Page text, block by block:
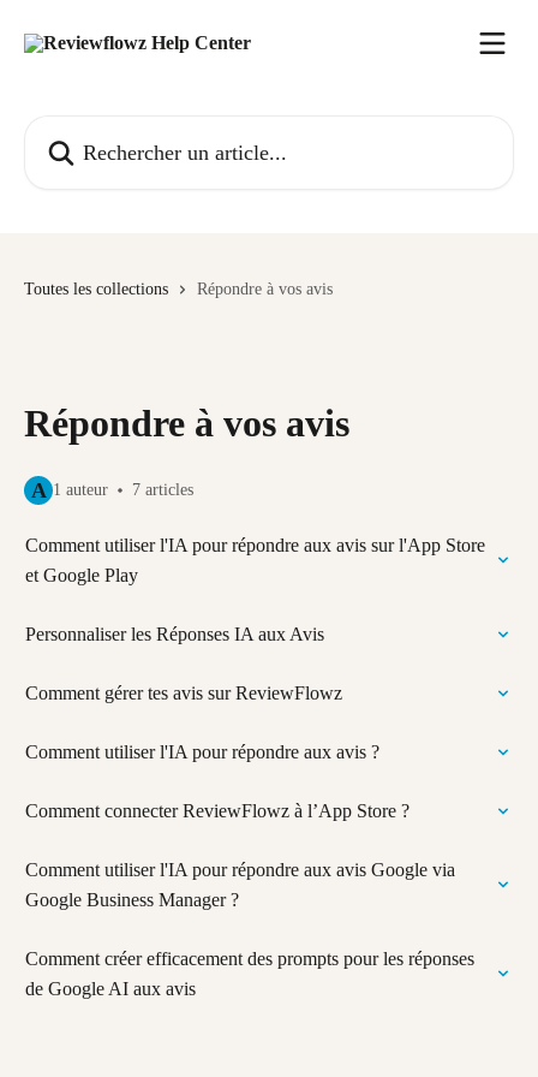
Toutes les collections Répondre à vos avis
Répondre à vos avis
A 1 auteur 7 articles
Comment utiliser l'IA pour répondre aux avis sur l'App Store
et Google Play
Personnaliser les Réponses IA aux Avis
Comment gérer tes avis sur ReviewFlowz
Comment utiliser l'IA pour répondre aux avis ?
Comment connecter ReviewFlowz à l’App Store ?
Comment utiliser l'IA pour répondre aux avis Google via
Google Business Manager ?
Comment créer efficacement des prompts pour les réponses
de Google AI aux avis